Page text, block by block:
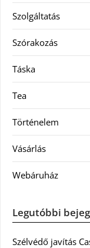
Szolgáltatás
Szórakozás
Táska
Tea
Történelem
Vásárlás
Webáruház
Legutóbbi
Szélvédő javítás